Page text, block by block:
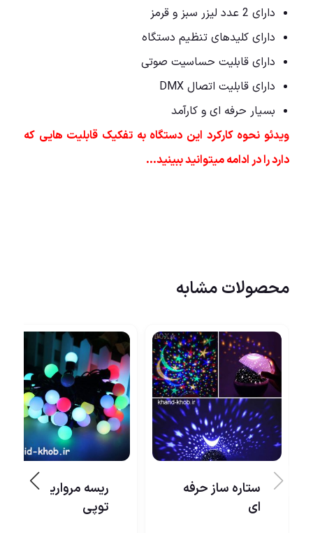
دارای 2 عدد لیزر سبز و قرمز
دارای کلیدهای تنظیم دستگاه
دارای قابلیت حساسیت صوتی
دارای قابلیت اتصال DMX
بسیار حرفه ای و کارآمد
ویدئو نحوه کارکرد این دستگاه به تفکیک قابلیت هایی که
دارد را در ادامه میتوانید ببینید…
محصولات مشابه
ستاره ساز حرفه
ای
ریسه مروارید
توپی